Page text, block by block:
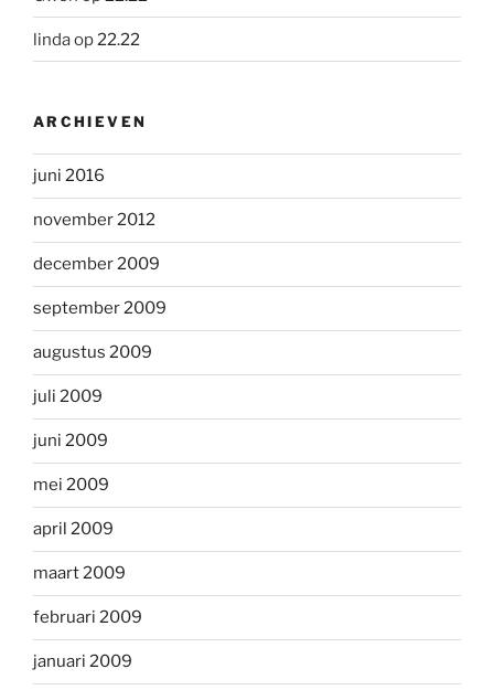
lindaop22.22
ARCHIEVEN
juni 2016
november 2012
december 2009
september 2009
augustus 2009
juli 2009
juni 2009
mei 2009
april 2009
maart 2009
februari 2009
januari 2009